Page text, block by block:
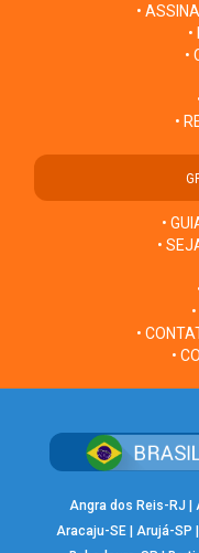
•
•
•
•
•
•
•
Angra dos Reis-RJ
Aracaju-SE |Arujá-SP